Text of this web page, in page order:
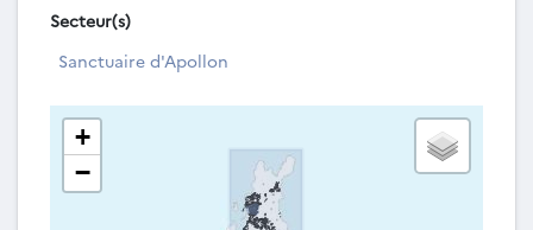
Secteur(s)
Sanctuaire d'Apollon
+
−